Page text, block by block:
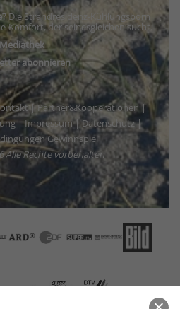
Die Strandresidenz-Kühlungsborn
Komfort, der seinesgleichen sucht.
Mediathek
abonnieren
|Partner&Kooperationen|
|Impressum| Datenschutz|
Gewinnspiel
Alle Rechte vorbehalten